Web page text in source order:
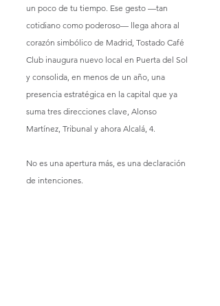
un poco de tu tiempo. Ese gesto —tan
cotidiano como poderoso— llega ahora al
corazón simbólico de Madrid, Tostado Café
Club inaugura nuevo local en Puerta del Sol
y consolida, en menos de un año, una
presencia estratégica en la capital que ya
suma tres direcciones clave, Alonso
Martínez, Tribunal y ahora Alcalá, 4.
No es una apertura más, es una declaración
de intenciones.